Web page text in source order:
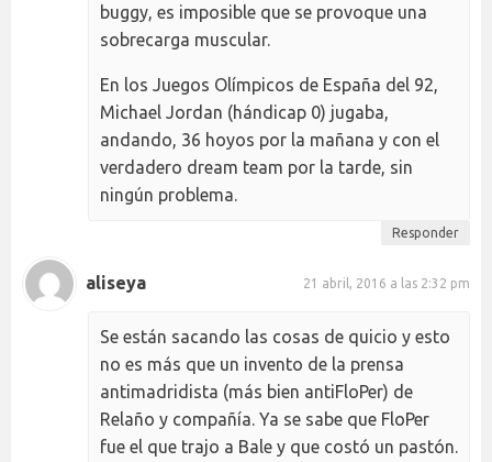
buggy, es imposible que se provoque una
sobrecarga muscular.
En los Juegos Olímpicos de España del 92,
Michael Jordan (hándicap 0) jugaba,
andando, 36 hoyos por la mañana y con el
verdadero dream team por la tarde, sin
ningún problema.
Responder
aliseya 21 abril, 2016 a las 2:32 pm
Se están sacando las cosas de quicio y esto
no es más que un invento de la prensa
antimadridista (más bien antiFloPer) de
Relaño y compañía. Ya se sabe que FloPer
fue el que trajo a Bale y que costó un pastón.